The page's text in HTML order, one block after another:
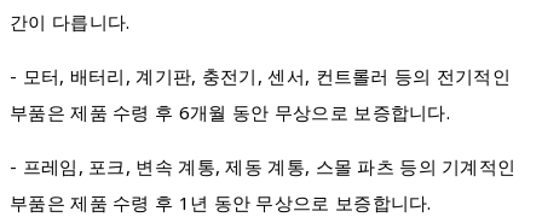
간이 다릅니다.
- 모터, 배터리, 계기판, 충전기, 센서, 컨트롤러 등의 전기적인
부품은 제품 수령 후 6개월 동안 무상으로 보증합니다.
- 프레임, 포크, 변속 계통, 제동 계통, 스몰 파츠 등의 기계적인
부품은 제품 수령 후 1년 동안 무상으로 보증합니다.